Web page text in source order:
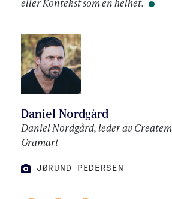
Daniel Nordgård
Daniel Nordgård, leder av
Gramart
FOTO:
JØRUND PEDERSEN